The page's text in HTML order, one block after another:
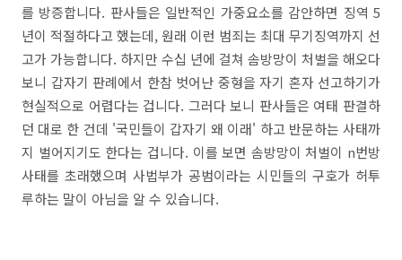
를 방증합니다. 판사들은 일반적인 가중요소를 감안하면 징역 5
년이 적절하다고 했는데, 원래 이런 범죄는 최대 무기징역까지 선
고가 가능합니다. 하지만 수십 년에 걸쳐 솜방망이 처벌을 해오다
보니 갑자기 판례에서 한참 벗어난 중형을 자기 혼자 선고하기가
현실적으로 어렵다는 겁니다. 그러다 보니 판사들은 여태 판결하
던 대로 한 건데 '국민들이 갑자기 왜 이래' 하고 반문하는 사태까
지 벌어지기도 한다는 겁니다. 이를 보면 솜방망이 처벌이 n번방
사태를 초래했으며 사법부가 공범이라는 시민들의 구호가 허투
루하는 말이 아님을 알 수 있습니다.